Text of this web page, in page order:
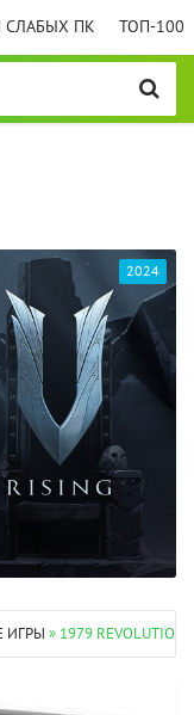
СЛАБЫХ ПК ТОП-100
2024
ИГРЫ » 1979